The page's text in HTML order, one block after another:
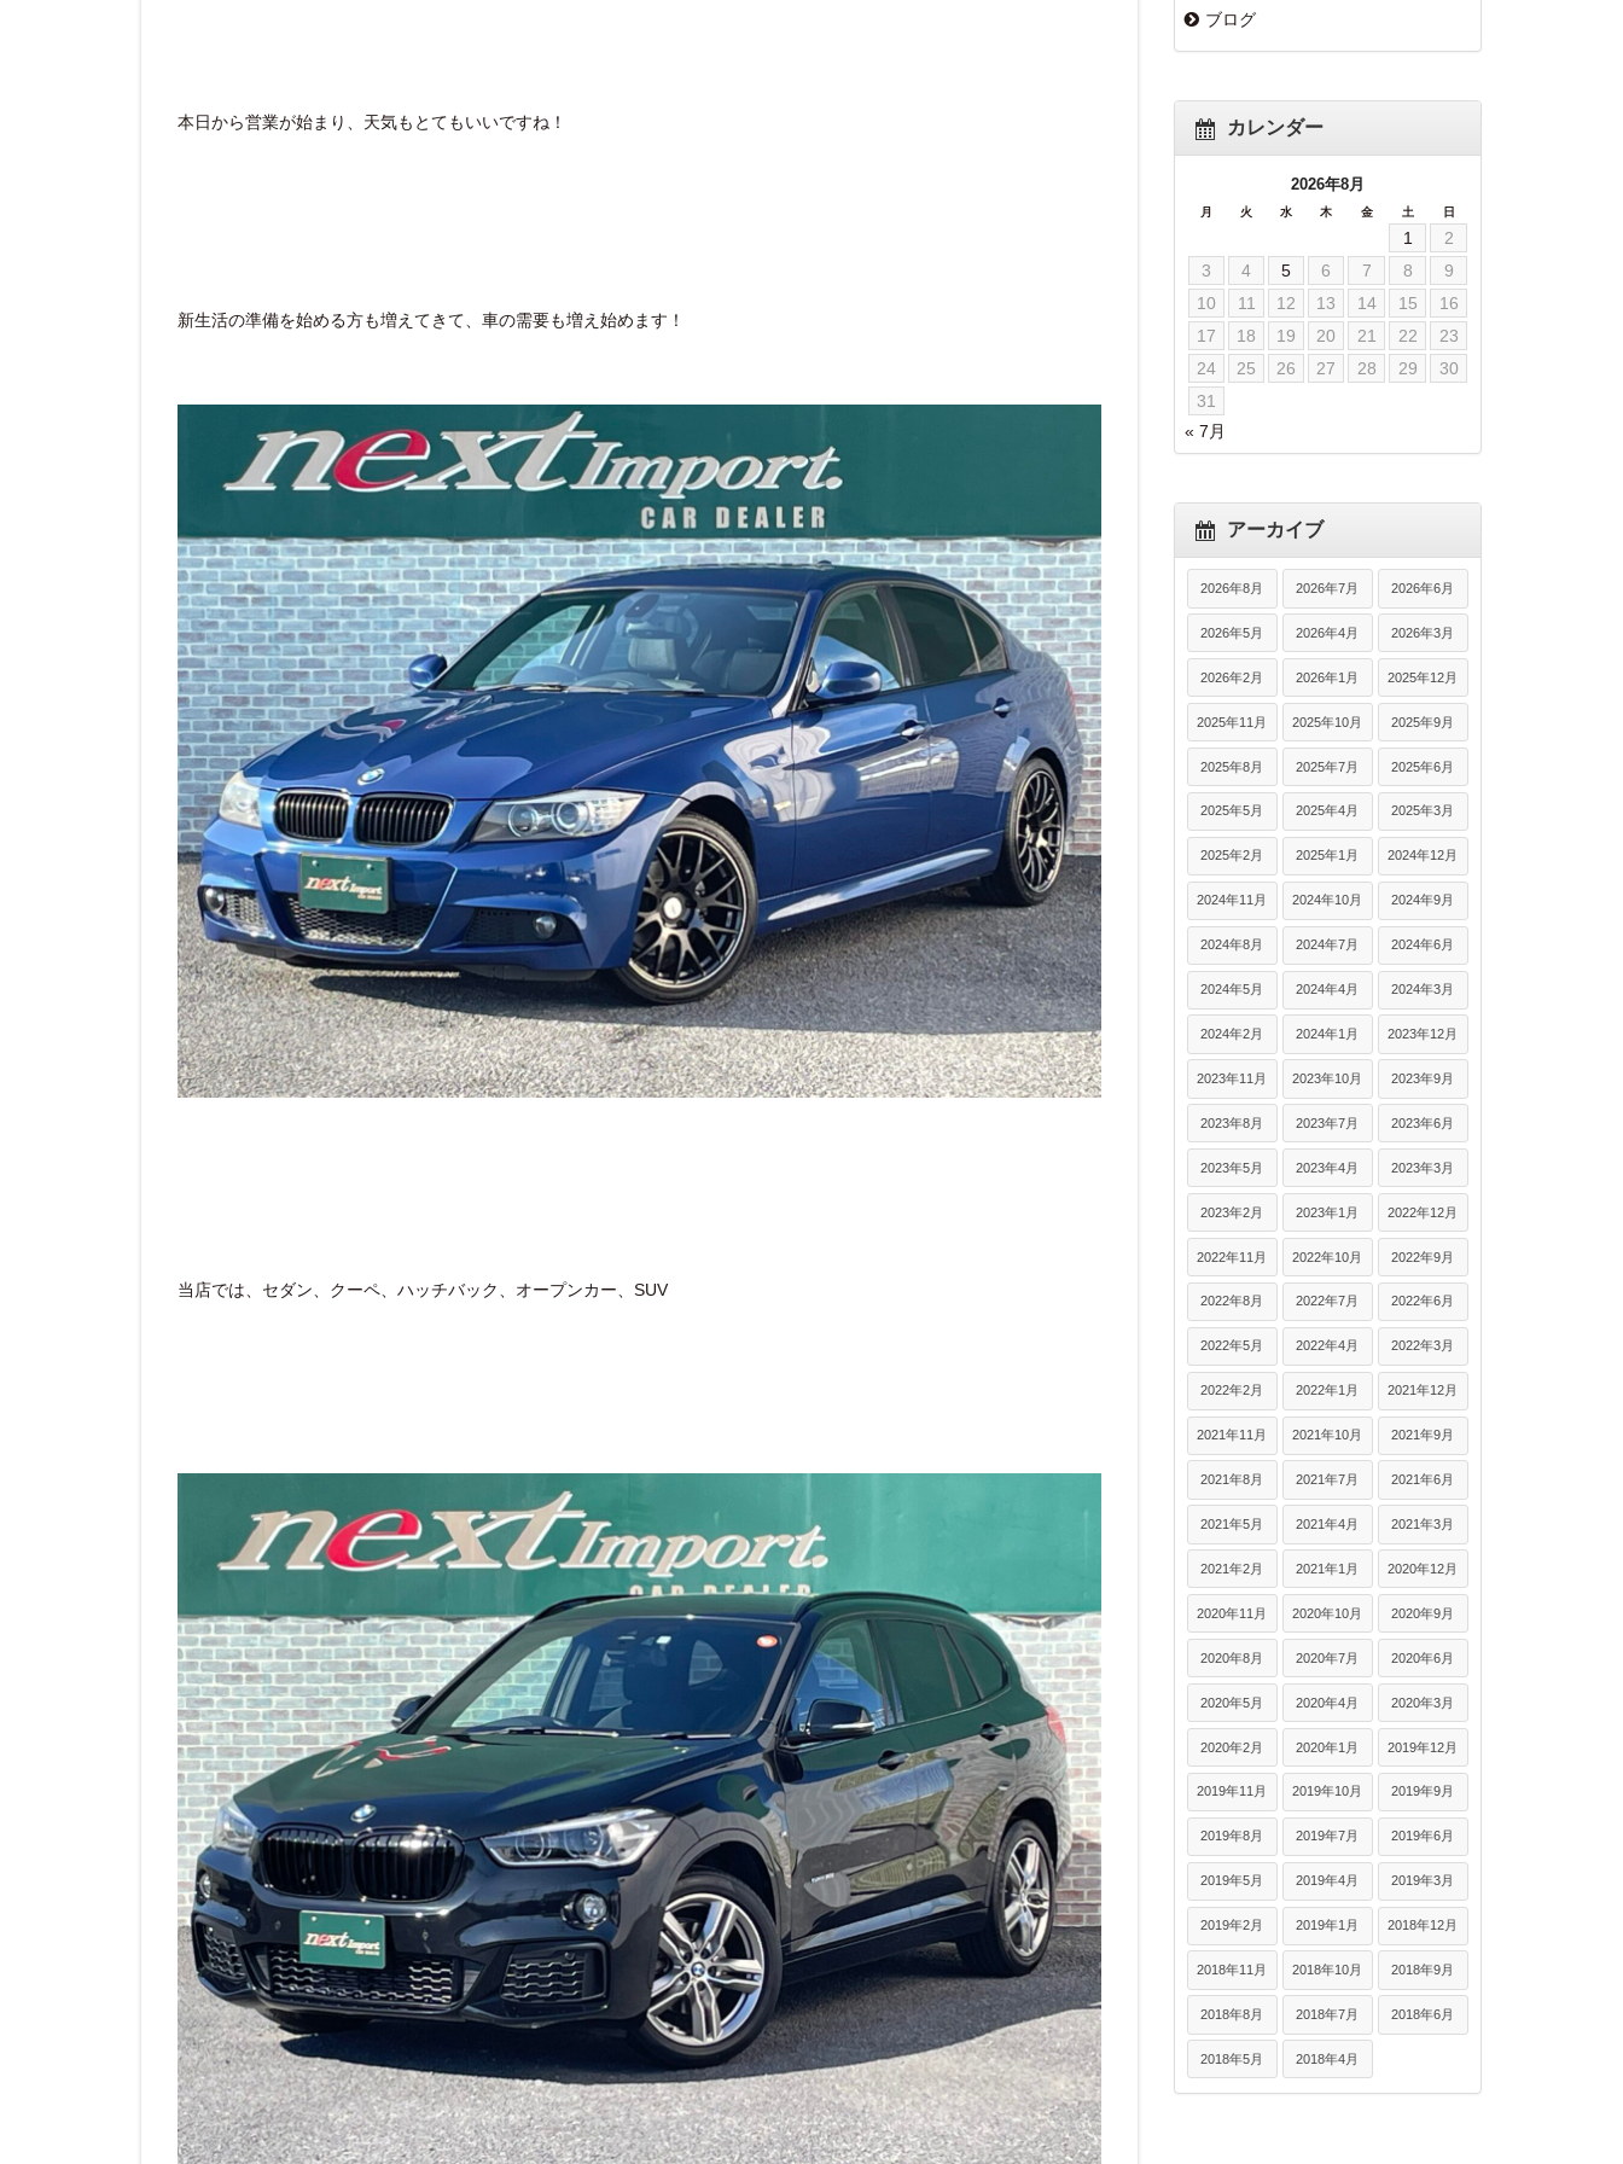
本日から営業が始まり、天気もとてもいいですね！
新生活の準備を始める方も増えてきて、車の需要も増え始めます！
当店では、セダン、クーペ、ハッチバック、オープンカー、SUV
ブログ
カレンダー
2026年8月
月 火 水 木 金 土 日
1
2
3
4 5 6 7 8
9
10
11 12 13 14 15
16
17
18 19 20 21 22
23
24
25 26 27 28 29
30
31
« 7月
アーカイブ
2026年8月 2026年7月 2026年6月
2026年5月 2026年4月 2026年3月
2026年2月 2026年1月 2025年12月
2025年11月 2025年10月 2025年9月
2025年8月 2025年7月 2025年6月
2025年5月 2025年4月 2025年3月
2025年2月 2025年1月 2024年12月
2024年11月 2024年10月 2024年9月
2024年8月 2024年7月 2024年6月
2024年5月 2024年4月 2024年3月
2024年2月 2024年1月 2023年12月
2023年11月 2023年10月 2023年9月
2023年8月 2023年7月 2023年6月
2023年5月 2023年4月 2023年3月
2023年2月 2023年1月 2022年12月
2022年11月 2022年10月 2022年9月
2022年8月 2022年7月 2022年6月
2022年5月 2022年4月 2022年3月
2022年2月 2022年1月 2021年12月
2021年11月 2021年10月 2021年9月
2021年8月 2021年7月 2021年6月
2021年5月 2021年4月 2021年3月
2021年2月 2021年1月 2020年12月
2020年11月 2020年10月 2020年9月
2020年8月 2020年7月 2020年6月
2020年5月 2020年4月 2020年3月
2020年2月 2020年1月 2019年12月
2019年11月 2019年10月 2019年9月
2019年8月 2019年7月 2019年6月
2019年5月 2019年4月 2019年3月
2019年2月 2019年1月 2018年12月
2018年11月 2018年10月 2018年9月
2018年8月 2018年7月 2018年6月
2018年5月 2018年4月